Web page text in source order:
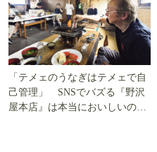
「テメェのうなぎはテメェで自
己管理」 SNSでバズる『野沢
屋本店』は本当においしいの